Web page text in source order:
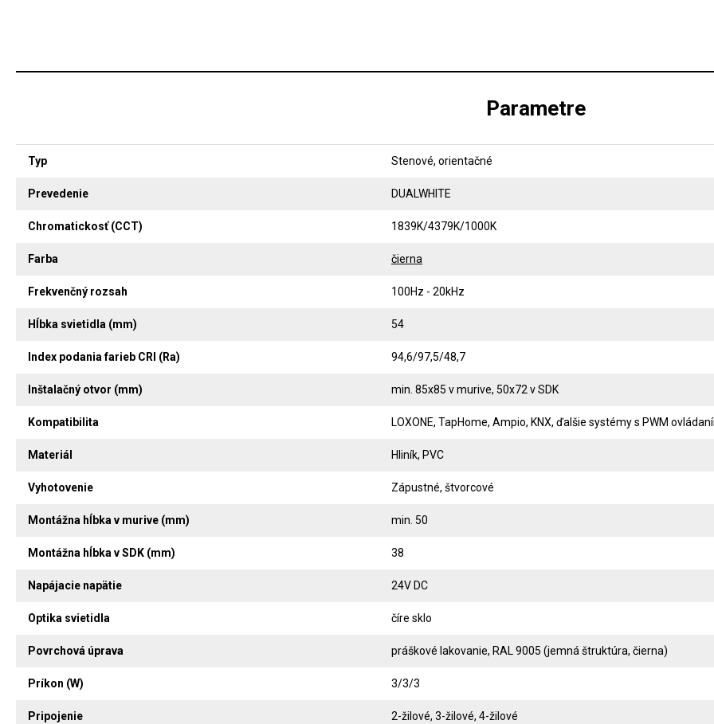
Parametre
Typ Stenové, orientačné
Prevedenie DUALWHITE
Chromatickosť (CCT) 1839K/4379K/1000K
Farba čierna
Frekvenčný rozsah 100Hz - 20kHz
Hĺbka svietidla (mm) 54
Index podania farieb CRI (Ra) 94,6/97,5/48,7
Inštalačný otvor (mm) min. 85x85 v murive, 50x72 v SDK
Kompatibilita LOXONE, TapHome, Ampio, KNX, ďalšie systémy s PWM
Materiál Hliník, PVC
Vyhotovenie Zápustné, štvorcové
Montážna hĺbka v murive (mm) min. 50
Montážna hĺbka v SDK (mm) 38
Napájacie napätie 24V DC
Optika svietidla číre sklo
Povrchová úprava práškové lakovanie, RAL 9005 (jemná štruktúra, čierna)
Príkon (W) 3/3/3
Pripojenie 2-žilové, 3-žilové, 4-žilové